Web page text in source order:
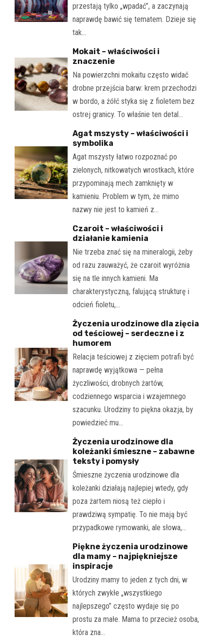
przestają tylko „wpadać”, a zaczynają
naprawdę bawić się tematem. Dzieje się
tak…
Mokait – właściwości i
znaczenie
Na powierzchni mokaitu często widać
drobne przejścia barw: krem przechodzi
w bordo, a żółć styka się z fioletem bez
ostrej granicy. To właśnie ten detal…
Agat mszysty – właściwości i
symbolika
Agat mszysty łatwo rozpoznać po
zielonych, nitkowatych wrostkach, które
przypominają mech zamknięty w
kamieniu. Problem w tym, że mimo
nazwy nie jest to kamień z…
Czaroit – właściwości i
działanie kamienia
Nie trzeba znać się na mineralogii, żeby
od razu zauważyć, że czaroit wyróżnia
się na tle innych kamieni. Ma
charakterystyczną, falującą strukturę i
odcień fioletu,…
Życzenia urodzinowe dla zięcia
od teściowej – serdeczne i z
humorem
Relacja teściowej z zięciem potrafi być
naprawdę wyjątkowa — pełna
życzliwości, drobnych żartów,
codziennego wsparcia i wzajemnego
szacunku. Urodziny to piękna okazja, by
powiedzieć mu…
Życzenia urodzinowe dla
koleżanki śmieszne – zabawne
teksty i pomysły
Śmieszne życzenia urodzinowe dla
koleżanki działają najlepiej wtedy, gdy
poza żartem niosą też ciepło i
prawdziwą sympatię. To nie mają być
przypadkowe rymowanki, ale słowa,…
Piękne życzenia urodzinowe
dla mamy – najpiękniejsze
inspiracje
Urodziny mamy to jeden z tych dni, w
których zwykłe „wszystkiego
najlepszego” często wydaje się po
prostu za małe. Mama to przecież osoba,
która zna…